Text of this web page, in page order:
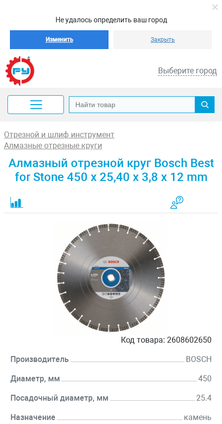
Не удалось определить ваш город
Изменить Закрыть
Выберите город
Отрезной и шлиф инструмент
Алмазные отрезные круги
Алмазный отрезной круг Bosch Best
for Stone 450 x 25,40 x 3,8 x 12 mm
Код товара: 2608602650
Производитель BOSCH
Диаметр, мм 450
Посадочный диаметр, мм 25.4
Назначение камень